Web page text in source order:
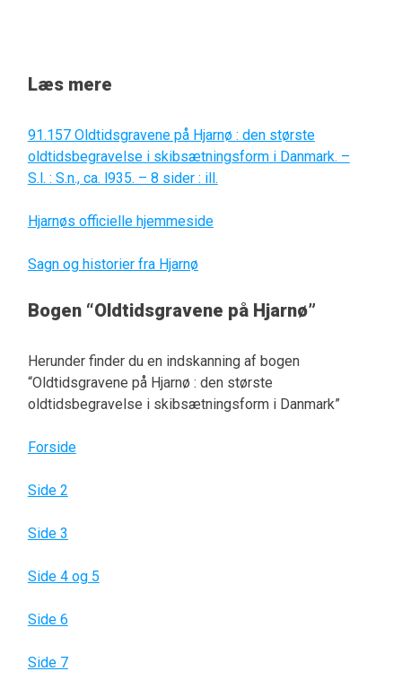
Læs mere
91.157 Oldtidsgravene på Hjarnø : den største
oldtidsbegravelse i skibsætningsform i Danmark. –
S.l. : S.n., ca. l935. – 8 sider : ill.
Hjarnøs officielle hjemmeside
Sagn og historier fra Hjarnø
Bogen “Oldtidsgravene på Hjarnø”
Herunder finder du en indskanning af bogen
“Oldtidsgravene på Hjarnø : den største
oldtidsbegravelse i skibsætningsform i Danmark”
Forside
Side 2
Side 3
Side 4 og 5
Side 6
Side 7